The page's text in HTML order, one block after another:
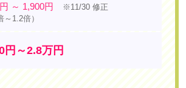
～ 1,900円
※11/30 修正
～1.2倍）
円～2.8万円